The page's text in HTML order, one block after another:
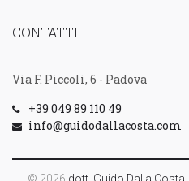
CONTATTI
Via F. Piccoli, 6 - Padova
+39 049 89 110 49
info@guidodallacosta.com
© 2026 dott. Guido Dalla Costa